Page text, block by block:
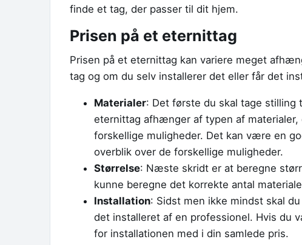
finde et tag, der passer til dit hjem.
Prisen på et eternittag
Prisen på et eternittag kan variere meget
tag og om du selv installerer det eller får det
Materialer: Det første du skal tage stilling
eternittag afhænger af typen af
forskellige muligheder. Det kan være en
overblik over de forskellige muligheder.
Størrelse: Næste skridt er at beregne
kunne beregne det korrekte antal
Installation: Sidst men ikke mindst skal
det installeret af en professionel. Hvis du
for installationen med i din samlede pris.